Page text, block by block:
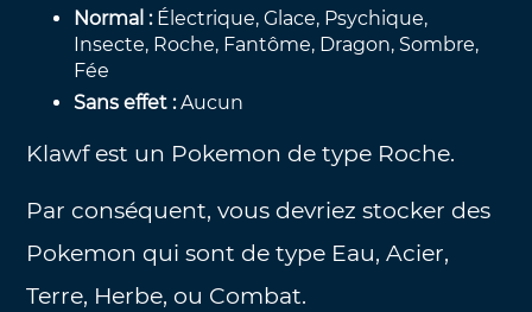
Normal :Électrique, Glace, Psychique,
Insecte, Roche, Fantôme, Dragon, Sombre,
Fée
Sans effet :Aucun
Klawf est un Pokemon de type Roche.
Par conséquent, vous devriez stocker des
Pokemon qui sont de type Eau, Acier,
Terre, Herbe, ou Combat.